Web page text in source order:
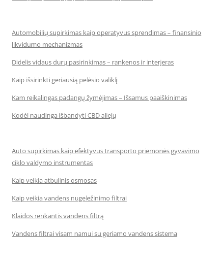
Automobilių supirkimas kaip operatyvus sprendimas – finansinio
likvidumo mechanizmas
Didelis vidaus durų pasirinkimas – rankenos ir interjeras
Kaip išsirinkti geriausią pelėsio valiklį
Kam reikalingas padangų žymėjimas – Išsamus paaiškinimas
Kodėl naudinga išbandyti CBD aliejų
Auto supirkimas kaip efektyvus transporto priemonės gyvavimo
ciklo valdymo instrumentas
Kaip veikia atbulinis osmosas
Kaip veikia vandens nugeležinimo filtrai
Klaidos renkantis vandens filtrą
Vandens filtrai visam namui su geriamo vandens sistema